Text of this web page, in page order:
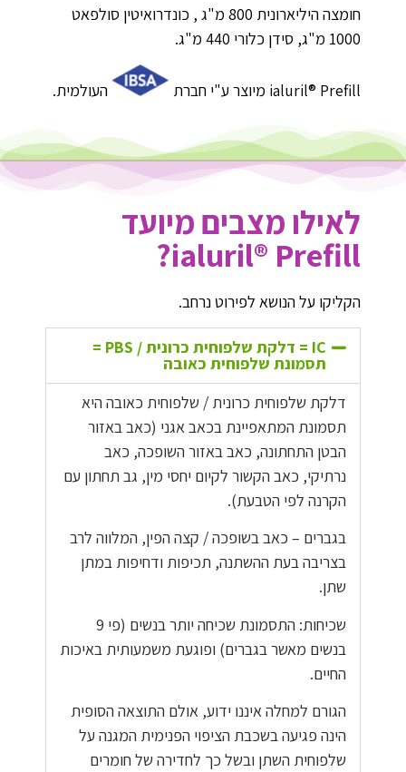
חומצה היליארונית 800 מ"ג , כונדרואיטין סולפאט
1000 מ"ג, סידן כלורי 440 מ"ג.
ialuril® Prefill מיוצר ע"י חברת העולמית.
לאילו מצבים מיועד
ialuril® Prefill?
הקליקו על הנושא לפירוט נרחב.
IC = דלקת שלפוחית כרונית / PBS =
תסמונת שלפוחית כאובה
דלקת שלפוחית כרונית / שלפוחית כאובה היא
תסמונת המתאפיינת בכאב אגני (כאב באזור
הבטן התחתונה, כאב באזור השופכה, כאב
נרתיקי, כאב הקשור לקיום יחסי מין, גב תחתון עם
הקרנה לפי הטבעת).
בגברים – כאב בשופכה / קצה הפין, המלווה לרב
בצריבה בעת ההשתנה, תכיפות ודחיפות במתן
שתן.
בנשים מאשר בגברים) ופוגעת משמעותית באיכות
החיים.
הגורם למחלה איננו ידוע, אולם התוצאה הסופית
הינה פגיעה בשכבת הציפוי הפנימית המגנה על
שלפוחית השתן ובשל כך לחדירה של חומרים